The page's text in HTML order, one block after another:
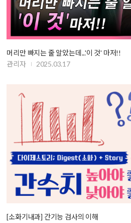
머리만 빠지는 줄 알았는데...'이 것' 마저!!
관리자
2025.03.17
[소화기내과] 간기능 검사의 이해